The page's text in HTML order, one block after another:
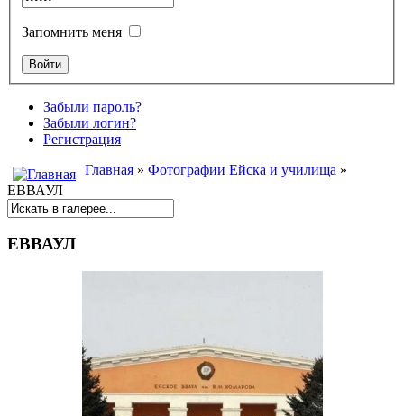
Запомнить меня
Забыли пароль?
Забыли логин?
Регистрация
Главная » Фотографии Ейска и училища »
ЕВВАУЛ
ЕВВАУЛ